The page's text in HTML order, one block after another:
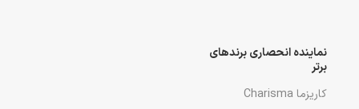
نماینده انحصاری برندهای
برتر
کاریزما Charisma